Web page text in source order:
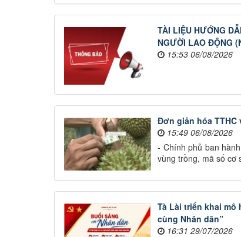
TÀI LIỆU HƯỚNG
NGƯỜI LAO ĐỘNG
15:53 06/08/2026
Đơn giản hóa
15:49 06/08/2026
- Chính phủ ban
vùng trồng, mã số cơ
Tà Lài triển khai
cùng Nhân dân”
16:31 29/07/2026